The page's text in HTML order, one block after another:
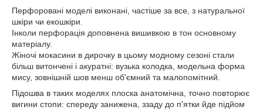
Перфоровані моделі виконані, частіше за все, з натуральної
шкіри чи екошкіри.
Інколи перфорація доповнена вишивкою в тон основному
матеріалу.
Жіночі мокасини в дирочку в цьому модному сезоні стали
більш витончені і акуратні: вузька колодка, модельна форма
мису, зовнішній шов менш об'ємний та малопомітний.
Підошва в таких моделях плоска анатомічна, точно повторює
вигини стопи: спереду занижена, ззаду до п'ятки йде підйом